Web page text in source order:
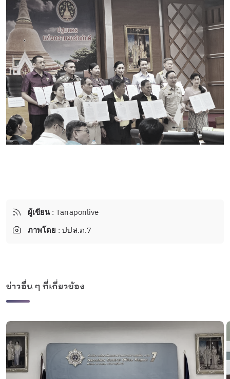
ผู้เขียน: Tanaponlive
ภาพโดย : ปปส.ภ.7
ข่าวอื่น ๆ ที่เกี่ยวข้อง